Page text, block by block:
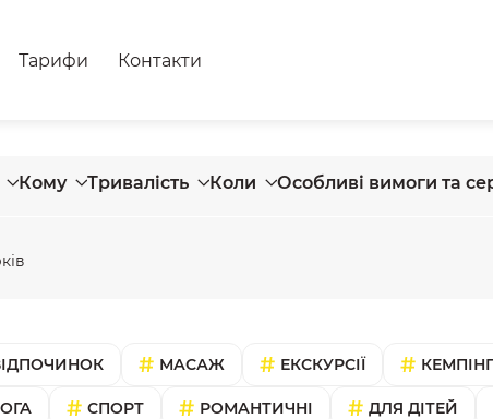
Тарифи Контакти
Кому Тривалість Коли Особливі вимоги та
МАСАЖ ЕКСКУРСІЇ КЕМПІНГ
СПОРТ РОМАНТИЧНІ ДЛЯ ДІТЕЙ